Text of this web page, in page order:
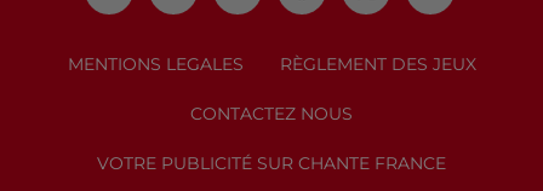
MENTIONS LEGALES RÈGLEMENT DES JEUX
CONTACTEZ NOUS
VOTRE PUBLICITÉ SUR CHANTE FRANCE